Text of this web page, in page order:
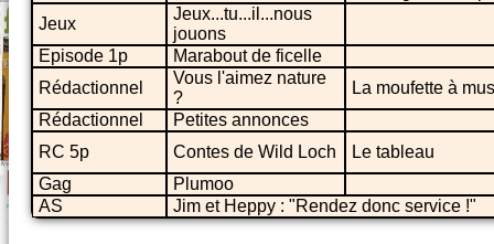
Jeux
Jeux...tu...il...nous
jouons
Episode 1p
Marabout de ficelle
Rédactionnel
Vous l'aimez nature
?
La moufette à
Rédactionnel
Petites annonces
RC 5p
Contes de Wild Loch
Le tableau
Gag
Plumoo
AS
Jim et Heppy : "Rendez donc service !"